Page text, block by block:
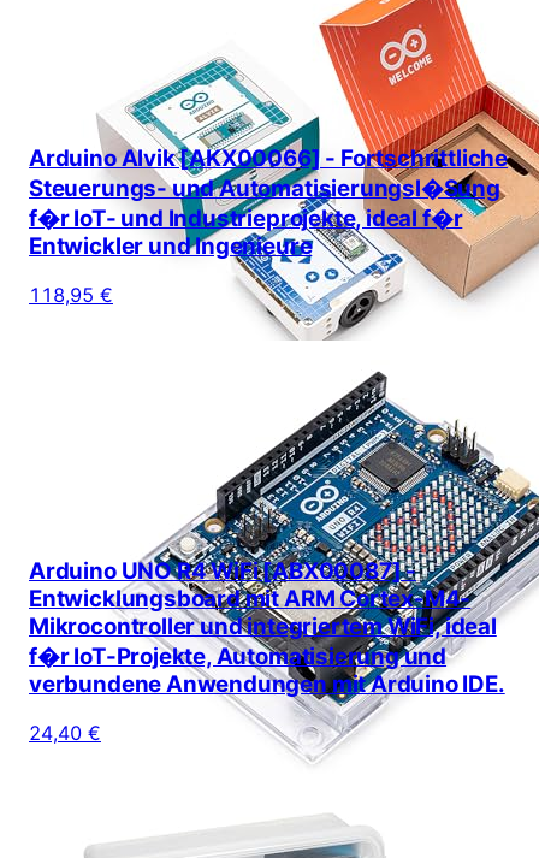
Arduino Alvik [AKX00066] - Fortschrittliche
Steuerungs- und Automatisierungsl�Sung
f�r IoT- und Industrieprojekte, ideal f�r
Entwickler und Ingenieure
118,95 €
Arduino UNO R4 WiFi [ABX00087] -
Entwicklungsboard mit ARM Cortex-M4-
Mikrocontroller und integriertem WiFi, ideal
f�r IoT-Projekte, Automatisierung und
verbundene Anwendungen mit Arduino IDE.
24,40 €